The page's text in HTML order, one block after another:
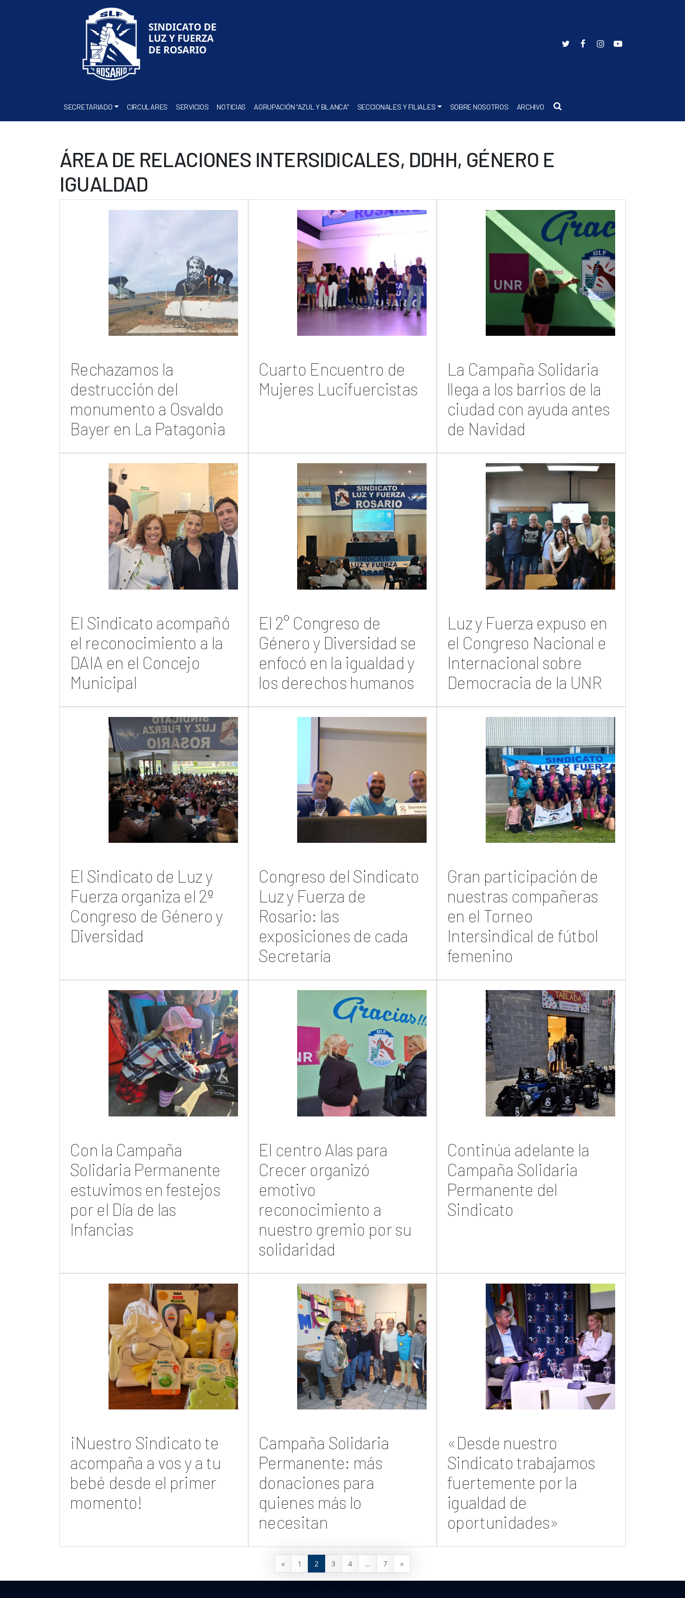
SECRETARIADO CIRCULARES SERVICIOS NOTICIAS AGRUPACIÓN “AZUL Y BLANCA” SECCIONALES Y FILIALES SOBRE NOSOTROS ARCHIVO Buscar
ÁREA DE RELACIONES INTERSIDICALES, DDHH, GÉNERO E
IGUALDAD
Rechazamos la
destrucción del
monumento a Osvaldo
Bayer en La Patagonia
Cuarto Encuentro de
Mujeres Lucifuercistas
La Campaña Solidaria
llega a los barrios de la
ciudad con ayuda antes
de Navidad
El Sindicato acompañó
el reconocimiento a la
DAIA en el Concejo
Municipal
El 2° Congreso de
Género y Diversidad se
enfocó en la igualdad y
los derechos humanos
Luz y Fuerza expuso en
el Congreso Nacional e
Internacional sobre
Democracia de la UNR
El Sindicato de Luz y
Fuerza organiza el 2º
Congreso de Género y
Diversidad
Congreso del Sindicato
Luz y Fuerza de
Rosario: las
exposiciones de cada
Secretaría
Gran participación de
nuestras compañeras
en el Torneo
Intersindical de fútbol
femenino
Con la Campaña
Solidaria Permanente
estuvimos en festejos
por el Día de las
Infancias
El centro Alas para
Crecer organizó
emotivo
reconocimiento a
nuestro gremio por su
solidaridad
Continúa adelante la
Campaña Solidaria
Permanente del
Sindicato
¡Nuestro Sindicato te
acompaña a vos y a tu
bebé desde el primer
momento!
Campaña Solidaria
Permanente: más
donaciones para
quienes más lo
necesitan
«Desde nuestro
Sindicato trabajamos
fuertemente por la
igualdad de
oportunidades»
« 1 2 3 4 … 7 »